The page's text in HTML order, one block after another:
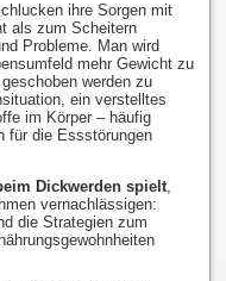
ihre Sorgen mit
als zum Scheitern
Probleme. Man wird
mehr Gewicht zu
werden zu
ein verstelltes
im Körper – häufig
für die Essstörungen
Dickwerden spielt,
vernachlässigen:
die Strategien zum